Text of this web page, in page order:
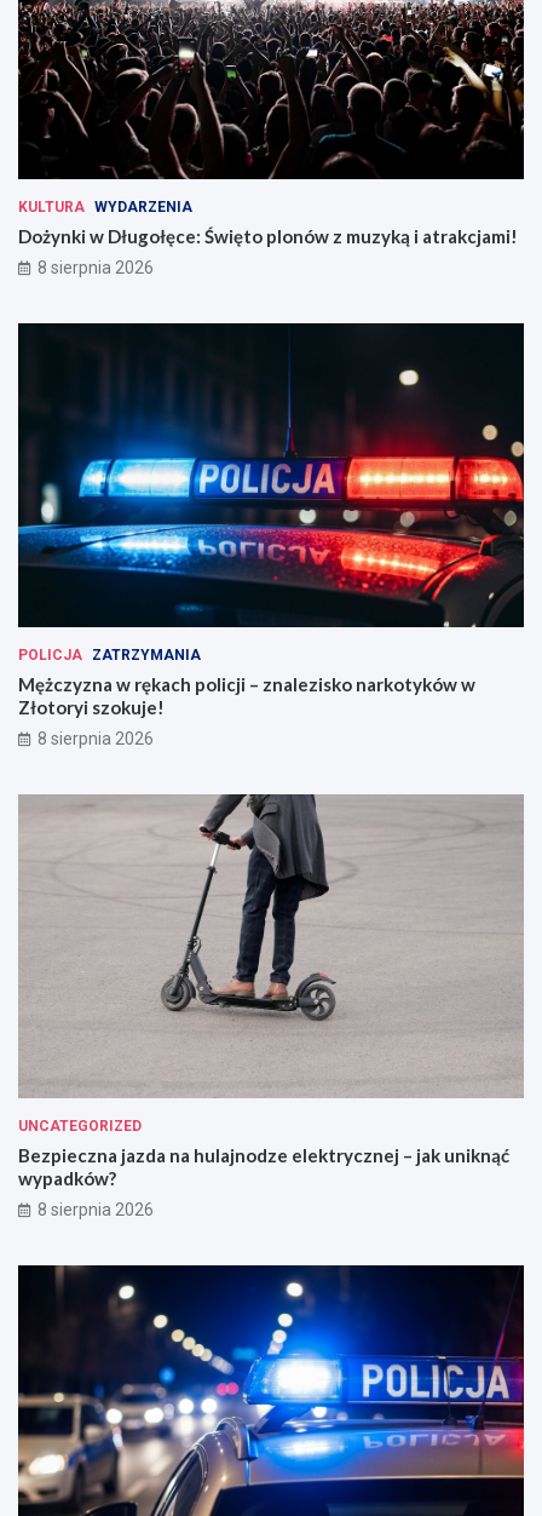
KULTURA WYDARZENIA
Dożynki w Długołęce: Święto plonów z muzyką i atrakcjami!
8 sierpnia 2026
POLICJA ZATRZYMANIA
Mężczyzna w rękach policji – znalezisko narkotyków w
Złotoryi szokuje!
8 sierpnia 2026
UNCATEGORIZED
Bezpieczna jazda na hulajnodze elektrycznej – jak uniknąć
wypadków?
8 sierpnia 2026